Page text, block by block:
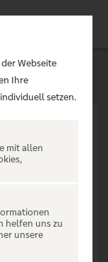
Webseite
Ihre
setzen.
mit allen
helfen uns zu
unsere